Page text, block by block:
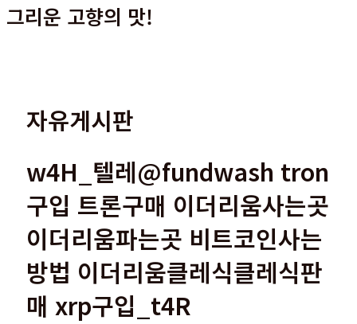
그리운 고향의 맛!
자유게시판
w4H_텔레@fundwash tron
구입 트론구매 이더리움사는곳
이더리움파는곳 비트코인사는
방법 이더리움클레식클레식판
매 xrp구입_t4R